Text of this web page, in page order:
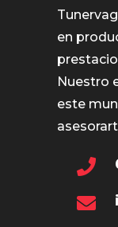
en
Nuestro
este